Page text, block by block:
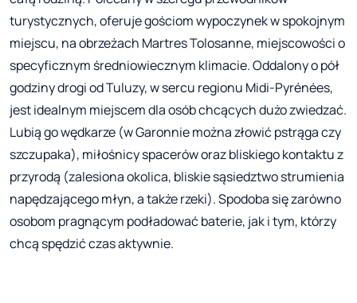
turystycznych, oferuje gościom wypoczynek w spokojnym
miejscu, na obrzeżach Martres Tolosanne, miejscowości o
specyficznym średniowiecznym klimacie. Oddalony o pół
godziny drogi od Tuluzy, w sercu regionu Midi-Pyrénées,
jest idealnym miejscem dla osób chcących dużo zwiedzać.
Lubią go wędkarze (w Garonnie można złowić pstrąga czy
szczupaka), miłośnicy spacerów oraz bliskiego kontaktu z
przyrodą (zalesiona okolica, bliskie sąsiedztwo strumienia
napędzającego młyn, a także rzeki). Spodoba się zarówno
osobom pragnącym podładować baterie, jak i tym, którzy
chcą spędzić czas aktywnie.